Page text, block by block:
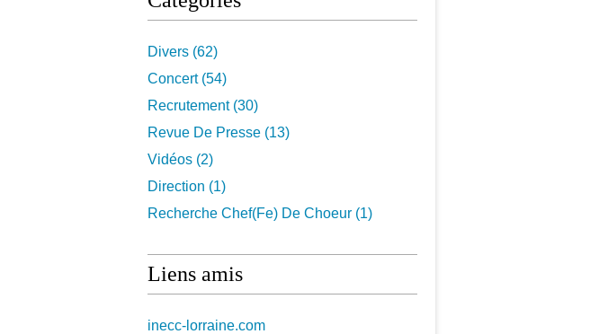
Divers (62)
Concert(54)
Recrutement(30)
Revue De Presse (13)
Vidéos (2)
Direction (1)
Recherche Chef(fe) De Choeur (1)
Liens amis
inecc-lorraine.com